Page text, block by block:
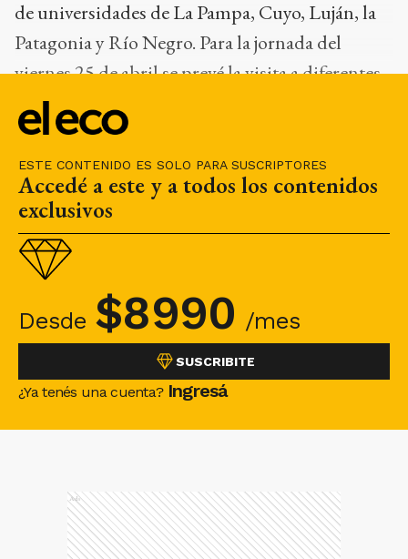
ESTE CONTENIDO ES SOLO PARA SUSCRIPTORES
Accedé a este y a todos los contenidos
exclusivos
Desde $8990 /mes
SUSCRIBITE
¿Ya tenés una cuenta? Ingresá
de universidades de La Pampa, Cuyo, Luján, la
Patagonia y Río Negro. Para la jornada del
viernes 25 de abril se prevé la visita a diferentes
puntos de extensión territorial de la Unicen, y
las actividades de cierre del evento.
Ads